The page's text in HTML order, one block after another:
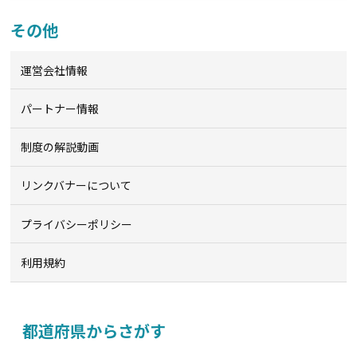
その他
運営会社情報
パートナー情報
制度の解説動画
リンクバナーについて
プライバシーポリシー
利用規約
都道府県からさがす